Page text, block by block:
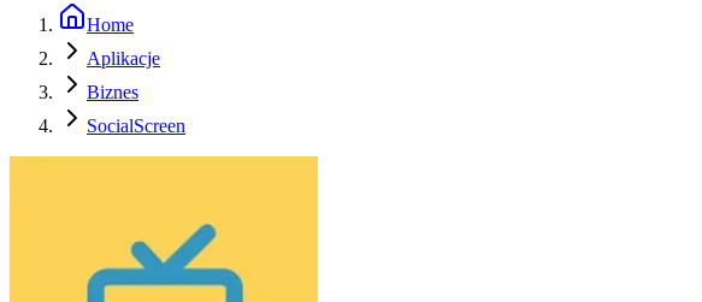
Home
Aplikacje
Biznes
SocialScreen